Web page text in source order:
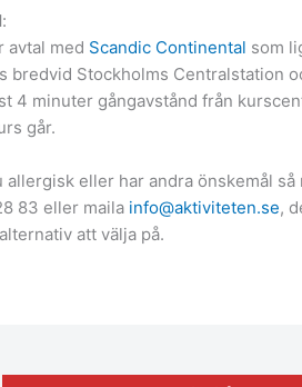
:
avtal med Scandic Continental som
bredvid Stockholms Centralstation
4 minuter gångavstånd från
går.
allergisk eller har andra önskemål så
83 eller maila info@aktiviteten.se,
att välja på.